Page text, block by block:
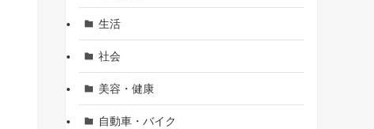
生活
社会
美容・健康
自動車・バイク